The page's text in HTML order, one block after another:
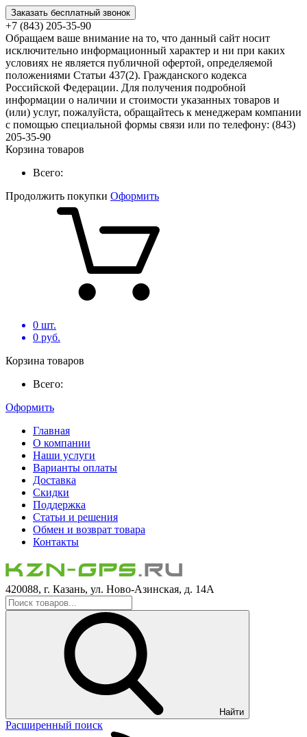
Заказать бесплатный звонок
+7 (843) 205-35-90
Обращаем ваше внимание на то, что данный сайт носит
исключительно информационный характер и ни при каких
условиях не является публичной офертой, определяемой
положениями Статьи 437(2). Гражданского кодекса
Российской Федерации. Для получения подробной
информации о наличии и стоимости указанных товаров и
(или) услуг, пожалуйста, обращайтесь к менеджерам компании
с помощью специальной формы связи или по телефону: (843)
205-35-90
Корзина товаров
Всего:
Продолжить покупки Оформить
0 шт.
0 руб.
Корзина товаров
Всего:
Оформить
Главная
О компании
Наши услуги
Варианты оплаты
Доставка
Скидки
Поддержка
Статьи и решения
Обмен и возврат товара
Контакты
420088, г. Казань, ул. Ново-Азинская, д. 14А
Найти
Расширенный поиск